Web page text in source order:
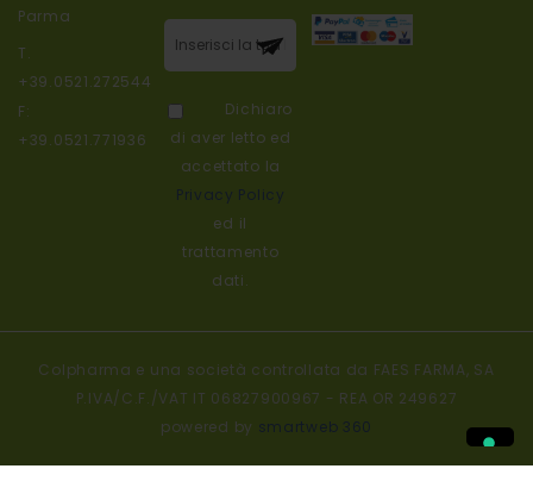
Parma
T.
+39.0521.272544
F:
+39.0521.771936
Iscriviti alla
nostra
Dichiaro
di aver letto ed
accettato la
ed il
trattamento
dati.
Colpharma e una società controllata da FAES FARMA, SA
P.IVA/C.F./VAT IT 06827900967 - REA OR 249627
powered by